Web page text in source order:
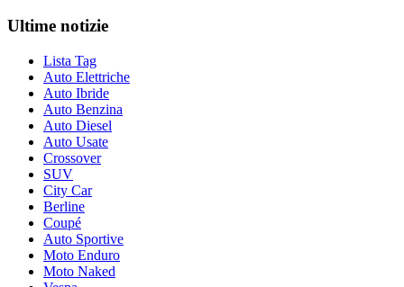
Ultime notizie
Lista Tag
Auto Elettriche
Auto Ibride
Auto Benzina
Auto Diesel
Auto Usate
Crossover
SUV
City Car
Berline
Coupé
Auto Sportive
Moto Enduro
Moto Naked